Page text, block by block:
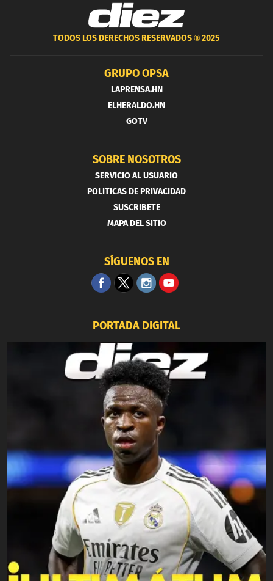
TODOS LOS DERECHOS RESERVADOS ®2025
GRUPO OPSA
LAPRENSA.HN
ELHERALDO.HN
GOTV
SOBRE NOSOTROS
SERVICIO AL USUARIO
POLITICAS DE PRIVACIDAD
SUSCRIBETE
MAPA DEL SITIO
SÍGUENOS EN
PORTADA DIGITAL